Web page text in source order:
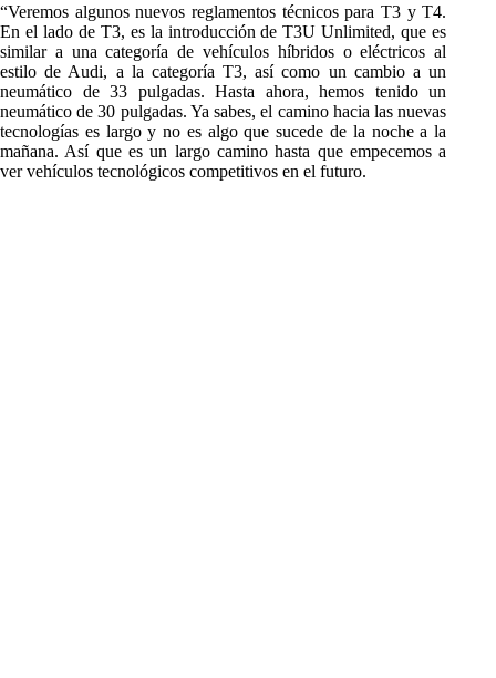
“Veremos algunos nuevos reglamentos técnicos para T3 y T4.
En el lado de T3, es la introducción de T3U Unlimited, que es
similar a una categoría de vehículos híbridos o eléctricos al
estilo de Audi, a la categoría T3, así como un cambio a un
neumático de 33 pulgadas. Hasta ahora, hemos tenido un
neumático de 30 pulgadas. Ya sabes, el camino hacia las nuevas
tecnologías es largo y no es algo que sucede de la noche a la
mañana. Así que es un largo camino hasta que empecemos a
ver vehículos tecnológicos competitivos en el futuro.